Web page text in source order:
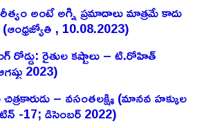
అంటే అగ్ని ప్రమాదాలు మాత్రమే కాదు
, 10.08.2023)
రోడ్డు: రైతుల కష్టాలు – టి.రోహిత్
2023)
– వసంతలక్ష్మి (మానవ హక్కుల
-17; డిసెంబర్ 2022)